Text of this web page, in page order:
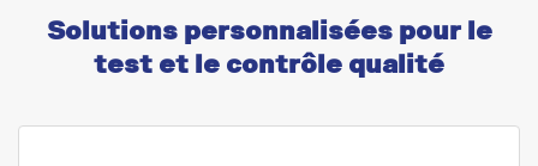
Solutions personnalisées pour le
test et le contrôle qualité